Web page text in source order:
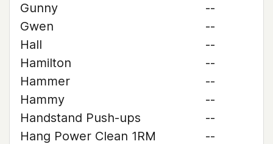
Gunny
--
Gwen
--
Hall
--
Hamilton
--
Hammer
--
Hammy
--
Handstand Push-ups
--
Hang Power Clean 1RM
--